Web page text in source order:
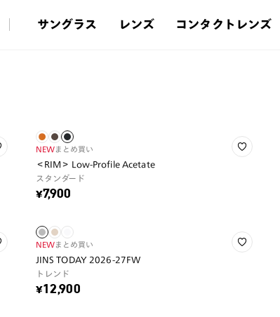
サングラス レンズ コンタクトレンズ
NEWまとめ買い
＜RIM＞ Low-Profile Acetate
スタンダード
¥7,900
NEWまとめ買い
JINS TODAY 2026-27FW
トレンド
¥12,900